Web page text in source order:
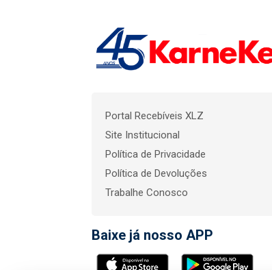
Portal Recebíveis XLZ
Site Institucional
Política de Privacidade
Política de Devoluções
Trabalhe Conosco
Baixe já nosso APP